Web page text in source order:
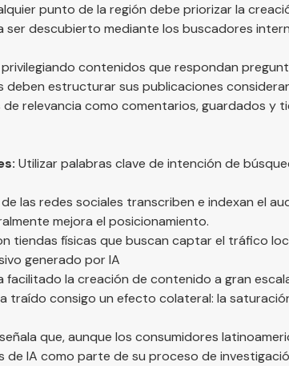
punto de la región debe priorizar la
descubierto mediante los buscadores
contenidos que respondan
deben estructurar sus publicaciones
relevancia como comentarios, guardados y
Utilizar palabras clave de intención de
las redes sociales transcriben e indexan el
mejora el posicionamiento.
tiendas físicas que buscan captar el tráfico
generado por IA
la creación de contenido a gran
traído consigo un efecto colateral: la
señala que, aunque los consumidores
IA como parte de su proceso de